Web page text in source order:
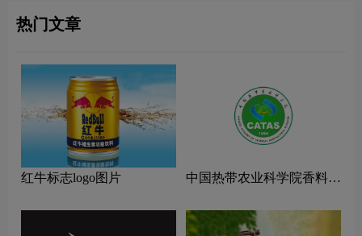
热门文章
红牛标志logo图片
中国热带农业科学院香料饮